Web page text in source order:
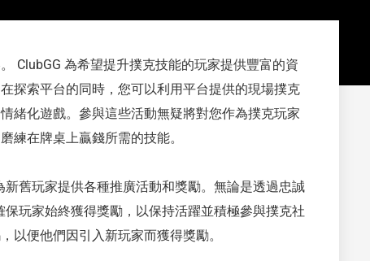
ClubGG 為希望提升撲克技能的玩家提供豐富的資
探索平台的同時，您可以利用平台提供的現場撲克
緒化遊戲。參與這些活動無疑將對您作為撲克玩家
練在牌桌上贏錢所需的技能。
舊玩家提供各種推廣活動和獎勵。無論是透過忠誠
玩家始終獲得獎勵，以保持活躍並積極參與撲克社
以便他們因引入新玩家而獲得獎勵。